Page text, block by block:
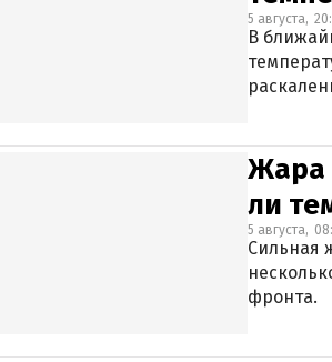
5 августа,
В
Жара
ли
5 августа,
Сильная
фронта.